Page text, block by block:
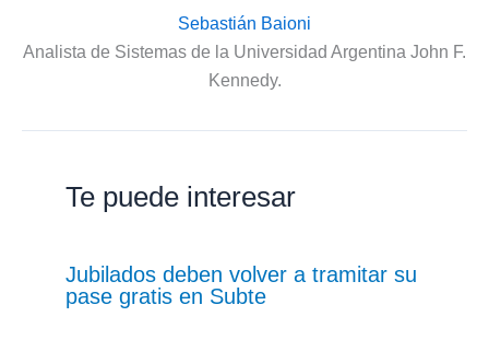
Sebastián Baioni
Analista de Sistemas de la Universidad Argentina John F.
Kennedy.
Te puede interesar
Jubilados deben volver a tramitar su
pase gratis en Subte